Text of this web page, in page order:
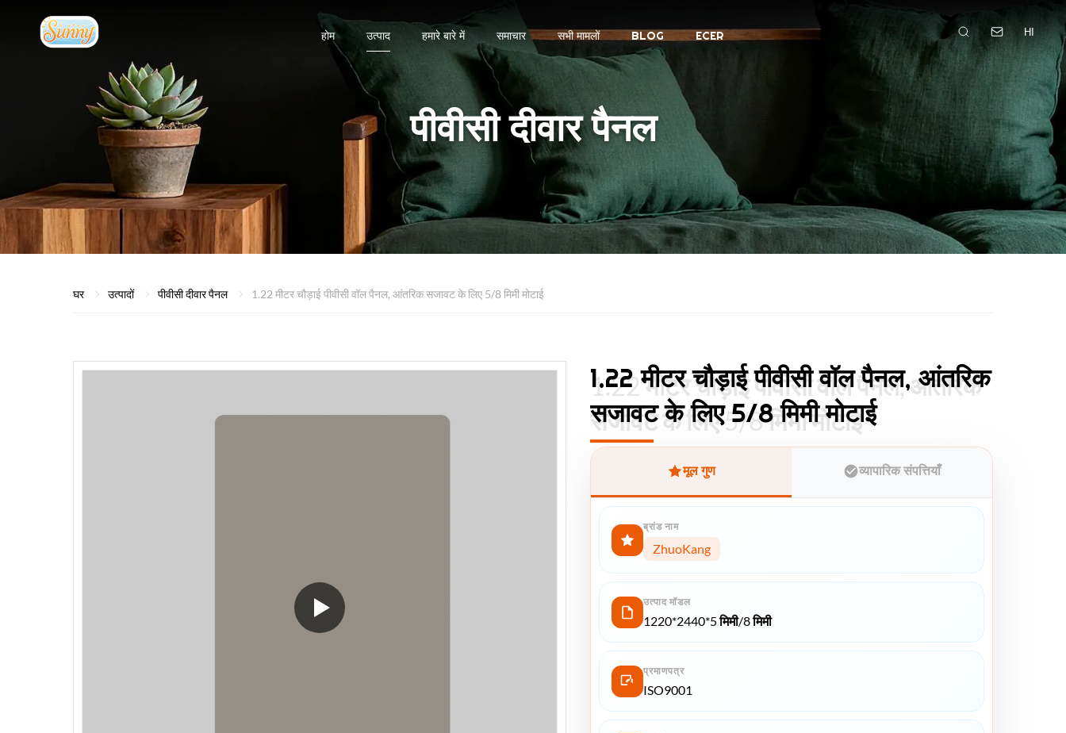
होम उत्पाद हमारे बारे में समाचार सभी मामलों BLOG ECER HI
पीवीसी दीवार पैनल
घर उत्पादों पीवीसी दीवार पैनल 1.22 मीटर चौड़ाई पीवीसी वॉल पैनल, आंतरिक सजावट के लिए 5/8 मिमी मोटाई
1.22 मीटर चौड़ाई पीवीसी वॉल पैनल, आंतरिक
सजावट के लिए 5/8 मिमी मोटाई
1.22 मीटर चौड़ाई पीवीसी वॉल पैनल, आंतरिक
सजावट के लिए 5/8 मिमी मोटाई
मूल गुण व्यापारिक संपत्तियाँ
ब्रांड नाम
ZhuoKang
उत्पाद मॉडल
1220*2440*5 मिमी/8 मिमी
प्रमाणपत्र
ISO9001